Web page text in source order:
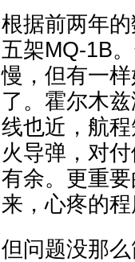
根据前两年
五架MQ-1B
慢，但有一
了。霍尔木
线也近，航
火导弹，对
有余。更重
来，心疼的程
但问题没那么